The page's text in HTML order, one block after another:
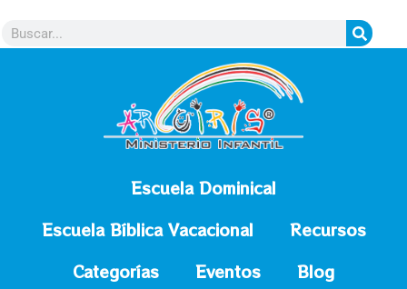
Escuela Dominical
Escuela Bíblica Vacacional
Recursos
Categorías
Eventos Blog